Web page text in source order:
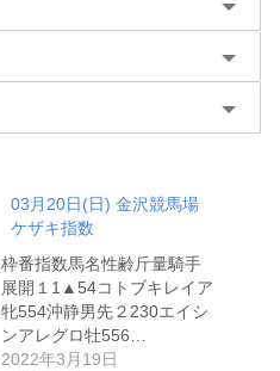
03月20日(日) 金沢競馬場
ケザキ指数
枠番指数馬名性齢斤量騎手
展開１1▲54コトブキレイア
牝554沖静男先２230エイシ
ンアレグロ牡556…
2022年3月19日